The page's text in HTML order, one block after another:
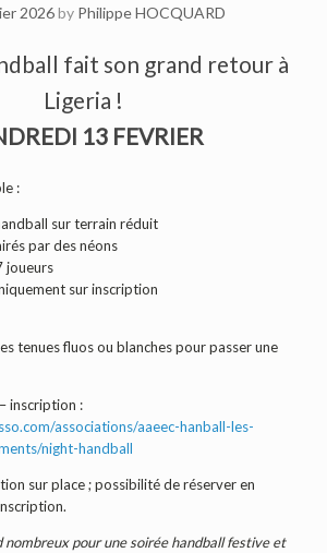
2026by Philippe HOCQUARD
fait son grand retour à
Ligeria !
13 FEVRIER
:
sur terrain réduit
par des néons
joueurs
sur inscription
tenues fluos ou blanches pour passer une
inscription :
associations/aaeec-hanball-les-
night-handball
sur place ; possibilité de réserver en
nombreux pour une soirée handball festive et